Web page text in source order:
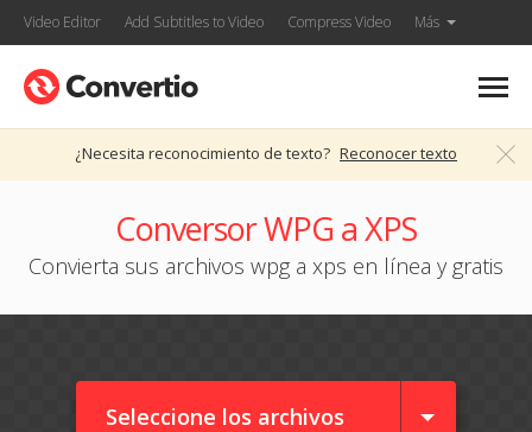
Video Editor Add Subtitles to Video Compress Video Más
¿Necesita reconocimiento de texto? Reconocer texto
Conversor WPG a XPS
Convierta sus archivos wpg a xps en línea y gratis
Seleccione los archivos